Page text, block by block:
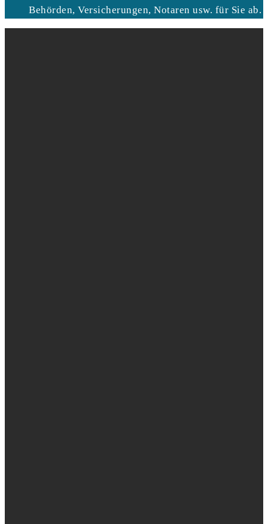
Behörden, Versicherungen, Notaren usw. für Sie ab.